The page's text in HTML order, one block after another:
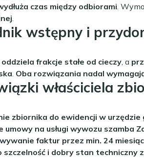
czas między odbiorami .
wstępny i
frakcje stałe od cieczy , a
Oba rozwiązania nadal
właściciela
zbiornika do ewidencji w urzędzie
umowy na usługi wywozu szamba
faktur przez min. 24
szczelność i dobry stan techniczny